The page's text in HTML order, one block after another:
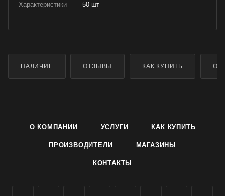
Характеристики — 50 шт
НАЛИЧИЕ ОТЗЫВЫ КАК КУПИТЬ
О КОМПАНИИ УСЛУГИ КАК КУПИТЬ
ПРОИЗВОДИТЕЛИ МАГАЗИНЫ
КОНТАКТЫ